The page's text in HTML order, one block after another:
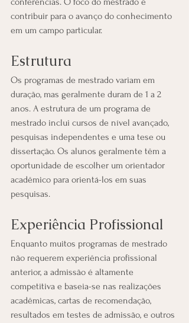
contribuir para o avanço do conhecimento
em um campo particular.
Estrutura
Os programas de mestrado variam em
duração, mas geralmente duram de 1 a 2
anos. A estrutura de um programa de
mestrado inclui cursos de nível avançado,
pesquisas independentes e uma tese ou
dissertação. Os alunos geralmente têm a
oportunidade de escolher um orientador
acadêmico para orientá-los em suas
pesquisas.
Experiência Profissional
Enquanto muitos programas de mestrado
não requerem experiência profissional
anterior, a admissão é altamente
competitiva e baseia-se nas realizações
acadêmicas, cartas de recomendação,
resultados em testes de admissão, e outros